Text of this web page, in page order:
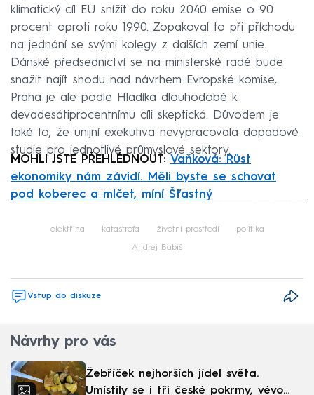
klimatický cíl EU snížit do roku 2040 emise o 90
procent oproti roku 1990. Zopakoval to při příchodu
na jednání se svými kolegy z dalších zemí unie.
Dánské předsednictví se na ministerské radě bude
snažit najít shodu nad návrhem Evropské komise,
Praha je ale podle Hladíka dlouhodobě k
devadesátiprocentnímu cíli skeptická. Důvodem je
také to, že unijní exekutiva nevypracovala dopadové
studie pro jednotlivé průmyslové sektory.
MOHLI JSTE PŘEHLÉDNOUT: Vaňková: Růst
ekonomiky nám závidí. Měli byste se schovat
pod koberec a mlčet, míní Šťastný
elektřina katastrofa životní prostředí politika
Andrej Babiš
Vstup do diskuze
Návrhy pro vás
Žebříček nejhorších jídel světa.
Umístily se i tři české pokrmy, vévodí